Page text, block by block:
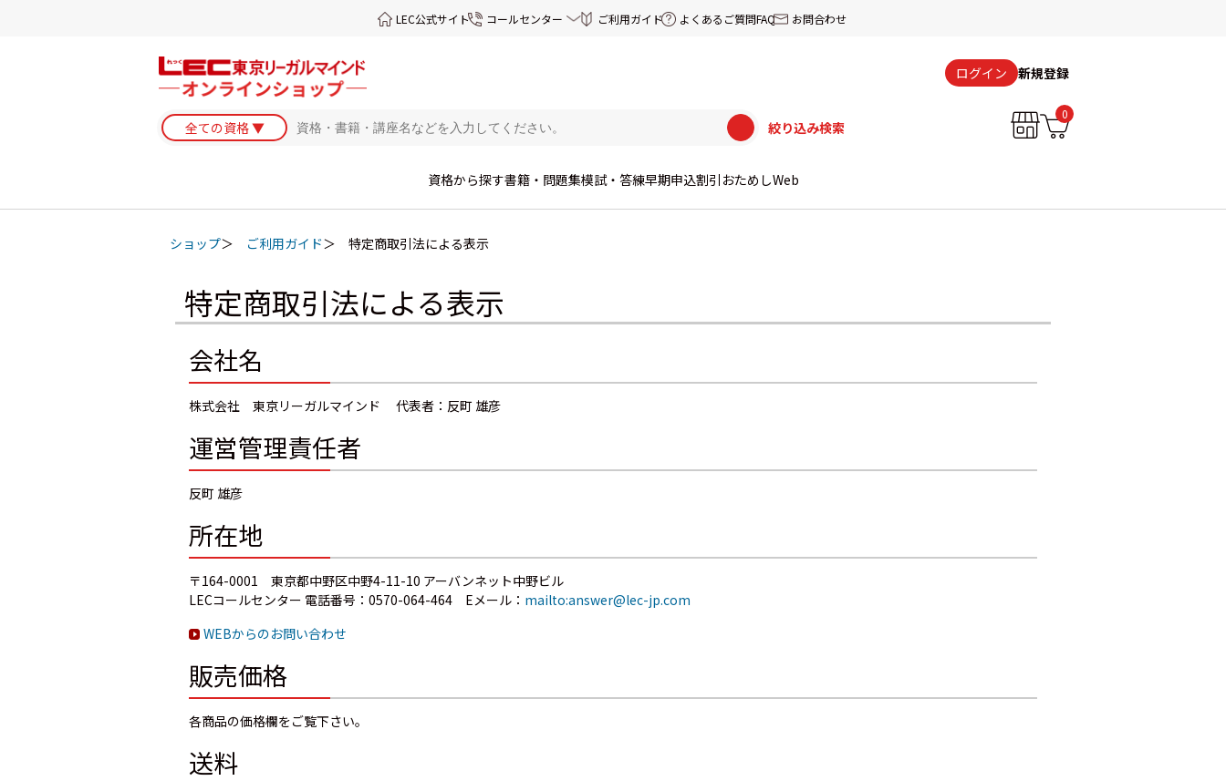
LEC公式サイト コールセンター ご利用ガイド よくあるご質問FAQ お問合わせ
ログイン 新規登録
絞り込み検索
0
資格から探す書籍・問題集模試・答練早期申込割引 おためしWeb
ショップ ご利用ガイド 特定商取引法による表示
特定商取引法による表示
会社名
株式会社 東京リーガルマインド 代表者：反町 雄彦
運営管理責任者
反町 雄彦
所在地
〒164-0001 東京都中野区中野4-11-10 アーバンネット中野ビル
LECコールセンター 電話番号：0570-064-464 Eメール： mailto:answer@lec-jp.com
WEBからのお問い合わせ
販売価格
各商品の価格欄をご覧下さい。
送料